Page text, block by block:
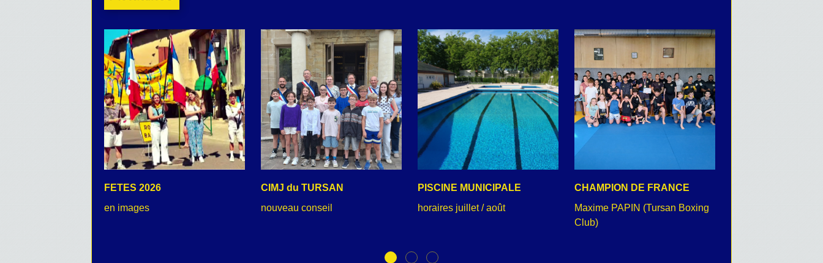
FETES 2026
en images
CIMJ du TURSAN
nouveau conseil
PISCINE MUNICIPALE
horaires juillet / août
CHAMPION DE FRANCE
Maxime PAPIN (Tursan Boxing
Club)